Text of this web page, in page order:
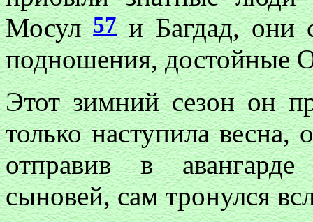
Мосул57и Багдад, они
подношения, достойные
Этот зимний сезон он
только наступила
отправив в
сыновей, сам тронулся